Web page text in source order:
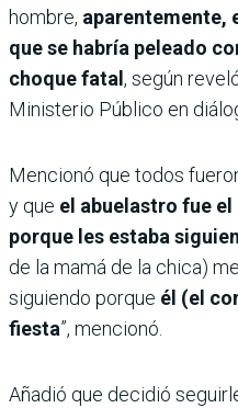
hombre, aparentemente,
que se habría peleado
choque fatal , según
Ministerio Público en
Mencionó que todos
y que el abuelastro fue
porque les estaba
de la mamá de la chica)
siguiendo porque él (el
fiesta”, mencionó.
Añadió que decidió